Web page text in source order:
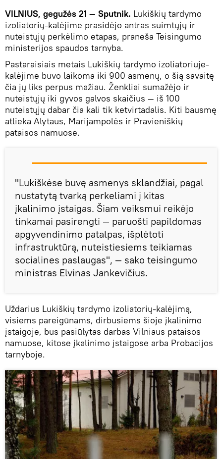
VILNIUS, gegužės 21 — Sputnik. Lukiškių tardymo
izoliatorių-kalėjime prasidėjo antras suimtųjų ir
nuteistųjų perkėlimo etapas, praneša Teisingumo
ministerijos spaudos tarnyba.
Pastaraisiais metais Lukiškių tardymo izoliatoriuje-
kalėjime buvo laikoma iki 900 asmenų, o šią savaitę
čia jų liks perpus mažiau. Ženkliai sumažėjo ir
nuteistųjų iki gyvos galvos skaičius — iš 100
nuteistųjų dabar čia kali tik ketvirtadalis. Kiti bausmę
atlieka Alytaus, Marijampolės ir Pravieniškių
pataisos namuose.
"Lukiškėse buvę asmenys sklandžiai, pagal
nustatytą tvarką perkeliami į kitas
įkalinimo įstaigas. Šiam veiksmui reikėjo
tinkamai pasirengti — paruošti papildomas
apgyvendinimo patalpas, išplėtoti
infrastruktūrą, nuteistiesiems teikiamas
socialines paslaugas", — sako teisingumo
ministras Elvinas Jankevičius.
Uždarius Lukiškių tardymo izoliatorių-kalėjimą,
visiems pareigūnams, dirbusiems šioje įkalinimo
įstaigoje, bus pasiūlytas darbas Vilniaus pataisos
namuose, kitose įkalinimo įstaigose arba Probacijos
tarnyboje.